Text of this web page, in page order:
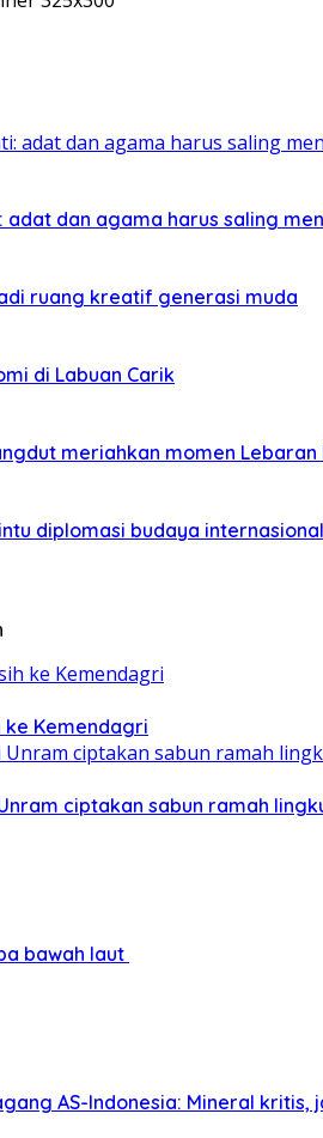
adat dan agama harus saling
ruang kreatif generasi muda
di Labuan Carik
meriahkan momen Lebaran
diplomasi budaya internasional
ke Kemendagri
ciptakan sabun ramah
bawah laut
AS-Indonesia: Mineral